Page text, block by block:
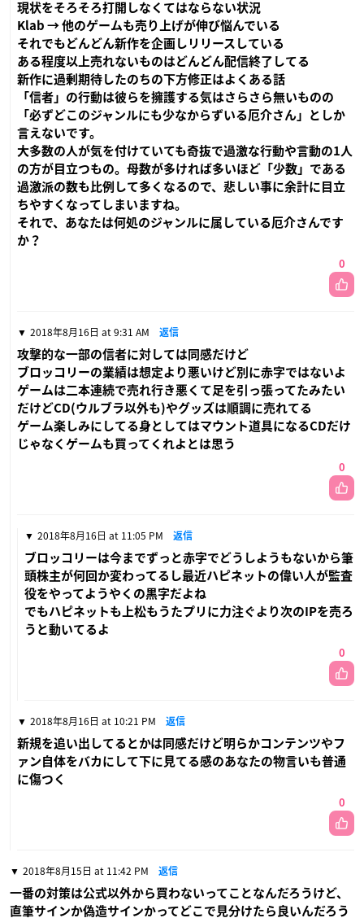
現状をそろそろ打開しなくてはならない状況
Klab → 他のゲームも売り上げが伸び悩んでいる
それでもどんどん新作を企画しリリースしている
ある程度以上売れないものはどんどん配信終了してる
新作に過剰期待したのちの下方修正はよくある話
「信者」の行動は彼らを擁護する気はさらさら無いものの
「必ずどこのジャンルにも少なからずいる厄介さん」としか
言えないです。
大多数の人が気を付けていても奇抜で過激な行動や言動の1人
の方が目立つもの。母数が多ければ多いほど「少数」である
過激派の数も比例して多くなるので、悲しい事に余計に目立
ちやすくなってしまいますね。
それで、あなたは何処のジャンルに属している厄介さんです
か？
0
2018年8月16日 at 9:31 AM 返信
攻撃的な一部の信者に対しては同感だけど
ブロッコリーの業績は想定より悪いけど別に赤字ではないよ
ゲームは二本連続で売れ行き悪くて足を引っ張ってたみたい
だけどCD(ウルブラ以外も)やグッズは順調に売れてる
ゲーム楽しみにしてる身としてはマウント道具になるCDだけ
じゃなくゲームも買ってくれよとは思う
0
2018年8月16日 at 11:05 PM 返信
ブロッコリーは今までずっと赤字でどうしようもないから筆
頭株主が何回か変わってるし最近ハピネットの偉い人が監査
役をやってようやくの黒字だよね
でもハピネットも上松もうたプリに力注ぐより次のIPを売ろ
うと動いてるよ
0
2018年8月16日 at 10:21 PM 返信
新規を追い出してるとかは同感だけど明らかコンテンツやフ
ァン自体をバカにして下に見てる感のあなたの物言いも普通
に傷つく
0
2018年8月15日 at 11:42 PM 返信
一番の対策は公式以外から買わないってことなんだろうけど、
直筆サインか偽造サインかってどこで見分けたら良いんだろう